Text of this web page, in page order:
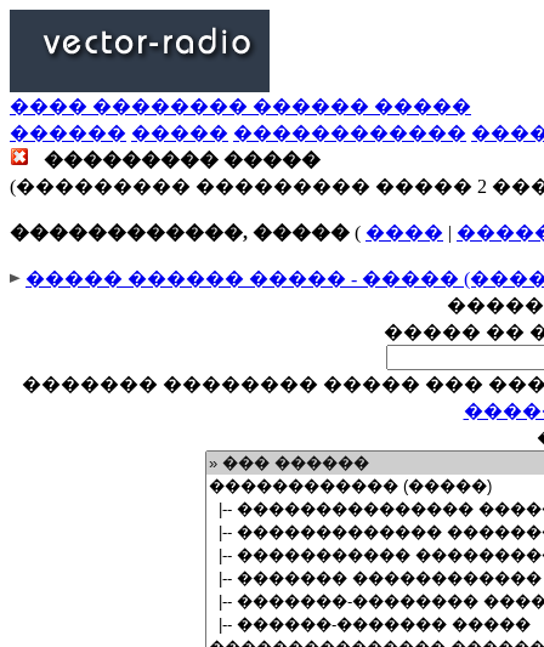
���� �������� ������ �����
������ ����� ������������
��������� �����
(��������� ��������� ����� 2
������������, ����� ( ���� |
����� ������ ����� - �����
����� ��
������� �������� ����� ���